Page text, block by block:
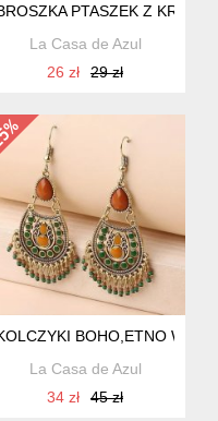
WZÓR Z TYGRYSEM
PTASZEK Z
La Casa de Azul
26 zł
29 zł
KORALIKI MALOWANE
BOHO,ETNO
La Casa de Azul
34 zł
45 zł